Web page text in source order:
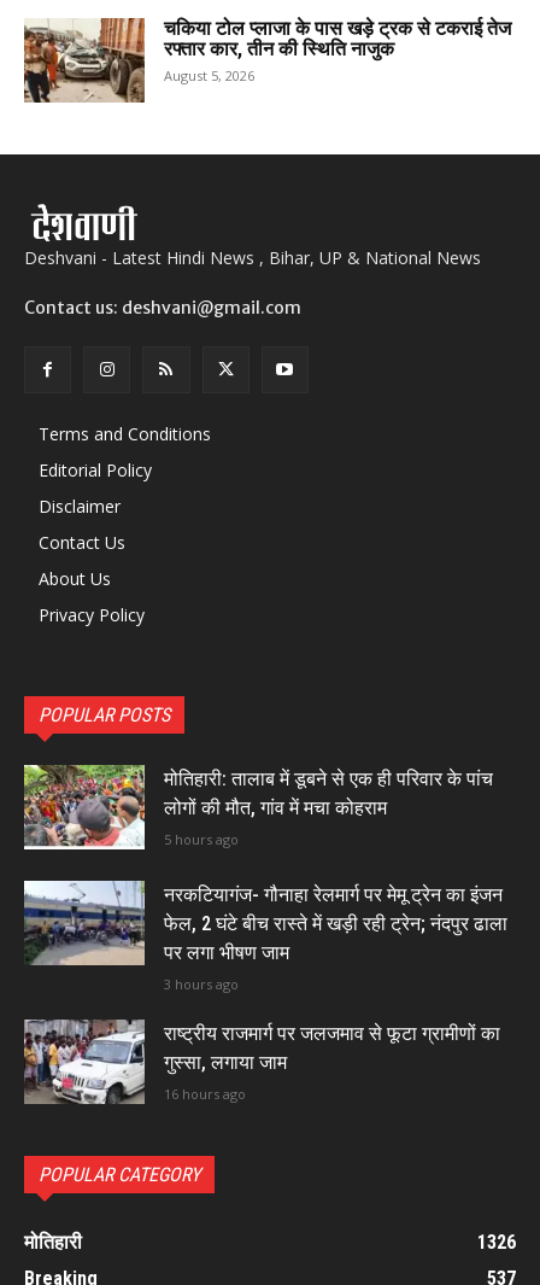
चकिया टोल प्लाजा के पास खड़े ट्रक से टकराई तेज
रफ्तार कार, तीन की स्थिति नाजुक
August 5, 2026
Deshvani - Latest Hindi News , Bihar, UP & National News
Contact us: deshvani@gmail.com
Terms and Conditions
Editorial Policy
Disclaimer
Contact Us
About Us
Privacy Policy
POPULAR POSTS
मोतिहारी: तालाब में डूबने से एक ही परिवार के पांच
लोगों की मौत, गांव में मचा कोहराम
5 hours ago
नरकटियागंज- गौनाहा रेलमार्ग पर मेमू ट्रेन का इंजन
फेल, 2 घंटे बीच रास्ते में खड़ी रही ट्रेन; नंदपुर ढाला
पर लगा भीषण जाम
3 hours ago
राष्ट्रीय राजमार्ग पर जलजमाव से फूटा ग्रामीणों का
गुस्सा, लगाया जाम
16 hours ago
POPULAR CATEGORY
मोतिहारी
1326
Breaking
537